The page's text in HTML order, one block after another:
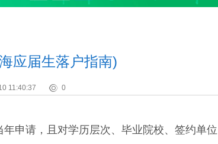
应届生落户指南)
11:40:37 0
申请，且对学历层次、毕业院校、签约单位